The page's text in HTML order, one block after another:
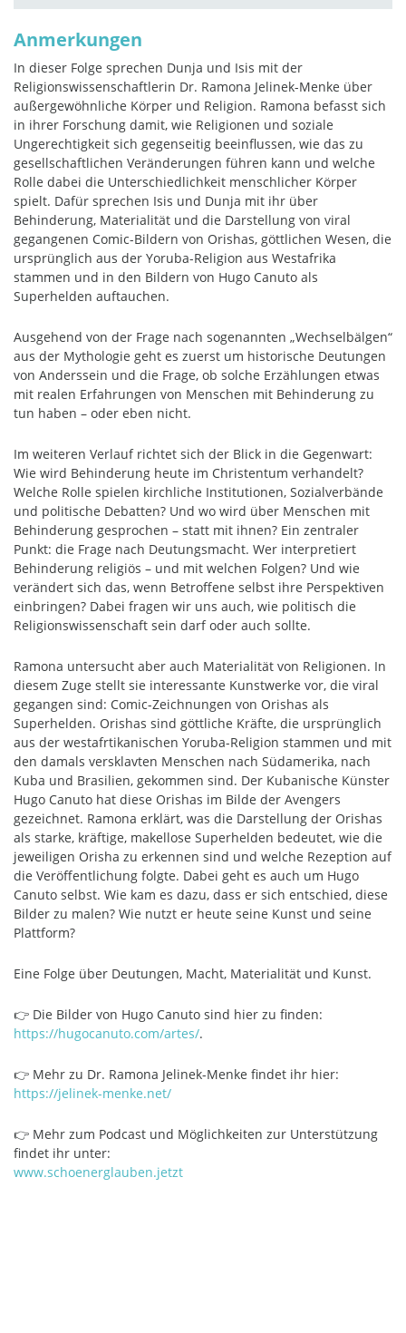
Anmerkungen
In dieser Folge sprechen Dunja und Isis mit der
Religionswissenschaftlerin Dr. Ramona Jelinek-Menke über
außergewöhnliche Körper und Religion. Ramona befasst sich
in ihrer Forschung damit, wie Religionen und soziale
Ungerechtigkeit sich gegenseitig beeinflussen, wie das zu
gesellschaftlichen Veränderungen führen kann und welche
Rolle dabei die Unterschiedlichkeit menschlicher Körper
spielt. Dafür sprechen Isis und Dunja mit ihr über
Behinderung, Materialität und die Darstellung von viral
gegangenen Comic-Bildern von Orishas, göttlichen Wesen, die
ursprünglich aus der Yoruba-Religion aus Westafrika
stammen und in den Bildern von Hugo Canuto als
Superhelden auftauchen.
Ausgehend von der Frage nach sogenannten „Wechselbälgen“
aus der Mythologie geht es zuerst um historische Deutungen
von Anderssein und die Frage, ob solche Erzählungen etwas
mit realen Erfahrungen von Menschen mit Behinderung zu
tun haben – oder eben nicht.
Im weiteren Verlauf richtet sich der Blick in die Gegenwart:
Wie wird Behinderung heute im Christentum verhandelt?
Welche Rolle spielen kirchliche Institutionen, Sozialverbände
und politische Debatten? Und wo wird über Menschen mit
Behinderung gesprochen – statt mit ihnen? Ein zentraler
Punkt: die Frage nach Deutungsmacht. Wer interpretiert
Behinderung religiös – und mit welchen Folgen? Und wie
verändert sich das, wenn Betroffene selbst ihre Perspektiven
einbringen? Dabei fragen wir uns auch, wie politisch die
Religionswissenschaft sein darf oder auch sollte.
Ramona untersucht aber auch Materialität von Religionen. In
diesem Zuge stellt sie interessante Kunstwerke vor, die viral
gegangen sind: Comic-Zeichnungen von Orishas als
Superhelden. Orishas sind göttliche Kräfte, die ursprünglich
aus der westafrtikanischen Yoruba-Religion stammen und mit
den damals versklavten Menschen nach Südamerika, nach
Kuba und Brasilien, gekommen sind. Der Kubanische Künster
Hugo Canuto hat diese Orishas im Bilde der Avengers
gezeichnet. Ramona erklärt, was die Darstellung der Orishas
als starke, kräftige, makellose Superhelden bedeutet, wie die
jeweiligen Orisha zu erkennen sind und welche Rezeption auf
die Veröffentlichung folgte. Dabei geht es auch um Hugo
Canuto selbst. Wie kam es dazu, dass er sich entschied, diese
Bilder zu malen? Wie nutzt er heute seine Kunst und seine
Plattform?
Eine Folge über Deutungen, Macht, Materialität und Kunst.
👉 Die Bilder von Hugo Canuto sind hier zu finden:
https://hugocanuto.com/artes/.
👉 Mehr zu Dr. Ramona Jelinek-Menke findet ihr hier:
https://jelinek-menke.net/
👉 Mehr zum Podcast und Möglichkeiten zur Unterstützung
findet ihr unter:
www.schoenerglauben.jetzt